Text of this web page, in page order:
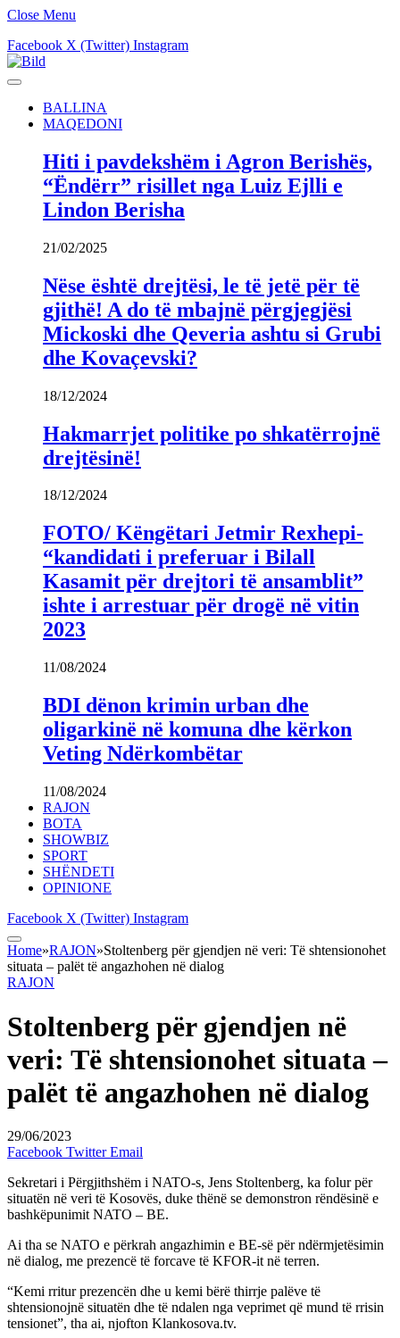
Close Menu
Facebook X (Twitter) Instagram
BALLINA
MAQEDONI
Hiti i pavdekshëm i Agron Berishës,
“Ëndërr” risillet nga Luiz Ejlli e
Lindon Berisha
21/02/2025
Nëse është drejtësi, le të jetë për të
gjithë! A do të mbajnë përgjegjësi
Mickoski dhe Qeveria ashtu si Grubi
dhe Kovaçevski?
18/12/2024
Hakmarrjet politike po shkatërrojnë
drejtësinë!
18/12/2024
FOTO/ Këngëtari Jetmir Rexhepi-
“kandidati i preferuar i Bilall
Kasamit për drejtori të ansamblit”
ishte i arrestuar për drogë në vitin
2023
11/08/2024
BDI dënon krimin urban dhe
oligarkinë në komuna dhe kërkon
Veting Ndërkombëtar
11/08/2024
RAJON
BOTA
SHOWBIZ
SPORT
SHËNDETI
OPINIONE
Facebook X (Twitter) Instagram
Home»RAJON»Stoltenberg për gjendjen në veri: Të shtensionohet
situata – palët të angazhohen në dialog
RAJON
Stoltenberg për gjendjen në
veri: Të shtensionohet situata –
palët të angazhohen në dialog
29/06/2023
Facebook Twitter Email
Sekretari i Përgjithshëm i NATO-s, Jens Stoltenberg, ka folur për
situatën në veri të Kosovës, duke thënë se demonstron rëndësinë e
bashkëpunimit NATO – BE.
Ai tha se NATO e përkrah angazhimin e BE-së për ndërmjetësimin
në dialog, me prezencë të forcave të KFOR-it në terren.
“Kemi rritur prezencën dhe u kemi bërë thirrje palëve të
shtensionojnë situatën dhe të ndalen nga veprimet që mund të rrisin
tensionet”, tha ai, njofton Klankosova.tv.